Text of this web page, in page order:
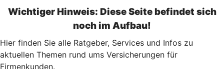
Wichtiger Hinweis: Diese Seite befindet sich
noch im Aufbau!
Hier finden Sie alle Ratgeber, Services und Infos zu
aktuellen Themen rund ums Versicherungen für
Firmenkunden.